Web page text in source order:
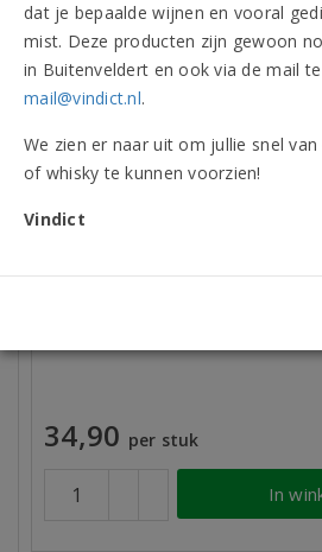
34,90 per stuk
In
dat je bepaalde wijnen en vooral
mist. Deze producten zijn gewoon
in Buitenveldert en ook via de mail
mail@vindict.nl.
We zien er naar uit om jullie snel
of whisky te kunnen voorzien!
Vindict